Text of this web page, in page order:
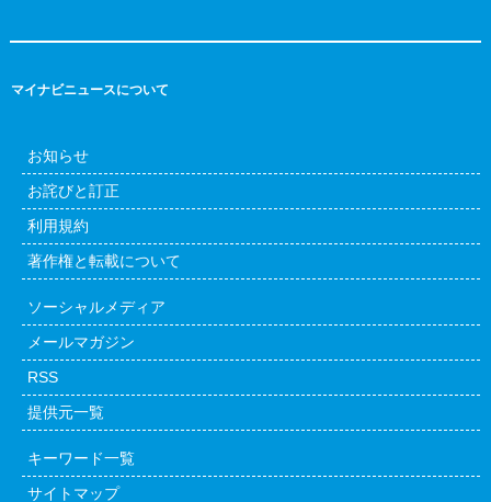
マイナビニュースについて
お知らせ
お詫びと訂正
利用規約
著作権と転載について
ソーシャルメディア
メールマガジン
RSS
提供元一覧
キーワード一覧
サイトマップ